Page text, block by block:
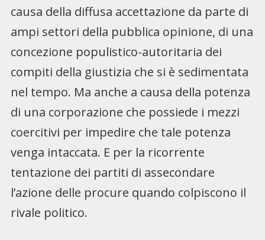
causa della diffusa accettazione da parte di
ampi settori della pubblica opinione, di una
concezione populistico-autoritaria dei
compiti della giustizia che si è sedimentata
nel tempo. Ma anche a causa della potenza
di una corporazione che possiede i mezzi
coercitivi per impedire che tale potenza
venga intaccata. E per la ricorrente
tentazione dei partiti di assecondare
l’azione delle procure quando colpiscono il
rivale politico.